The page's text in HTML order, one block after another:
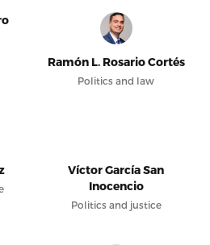
Ramón L. Rosario Cortés
Politics and law
Víctor García San
Inocencio
Politics and justice